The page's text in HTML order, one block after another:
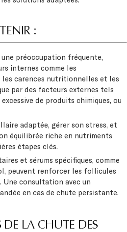
:
préoccupation fréquente,
internes comme les
les carences nutritionnelles et les
par des facteurs externes tels
de produits chimiques, ou
adaptée, gérer son stress, et
équilibrée riche en nutriments
étapes clés.
et sérums spécifiques, comme
peuvent renforcer les follicules
Une consultation avec un
en cas de chute persistante.
DE LA CHUTE DES